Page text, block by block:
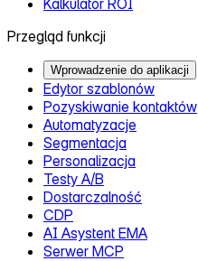
Przegląd funkcji
Wprowadzenie do aplikacji
Edytor szablonów
Pozyskiwanie kontaktów
Automatyzacje
Segmentacja
Personalizacja
Testy A/B
Dostarczalność
CDP
AI Asystent EMA
Serwer MCP